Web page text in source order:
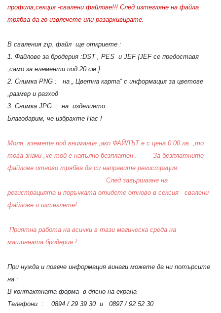
профила,секция -свалени файлове!!! След изтегляне на файла
трябва да го извлечете или разархивирате.
В сваления zip. файл ще откриете :
1. Файлове за бродерия :DST , PES и JEF {JEF се предоставя
,само за елементи под 20 см.}
2. Снимка PNG : на „ Цветна карта“ с информация за цветове
,размер и разход
3. Снимка JPG : на изделието
Благодарим, че избрахте Нас !
Моля, вземете под внимание ,ако ФАЙЛЪТ е с цена 0.00 лв. ,то
това значи ,че той е напълно безплатен . За безплатните
файлове отново трябва да си направите регистрация.
След завършване на
регистрацията и поръчката отидете отново в сексия - свалени
файлове и изтеглете!
Приятна работа на всички в тази магическа среда на
машинната бродерия !
При нужда и повече информация винаги можете да ни потърсите
на :
В контактната форма в дясно на екрана
Телефони : 0894 / 29 39 30 и 0897 / 92 52 30